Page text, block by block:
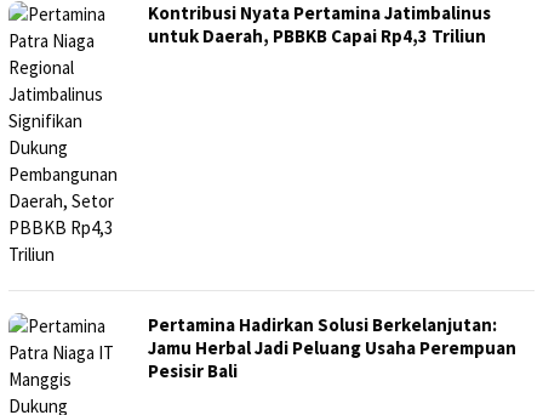
Kontribusi Nyata Pertamina Jatimbalinus
untuk Daerah, PBBKB Capai Rp4,3 Triliun
Pertamina Hadirkan Solusi Berkelanjutan:
Jamu Herbal Jadi Peluang Usaha Perempuan
Pesisir Bali